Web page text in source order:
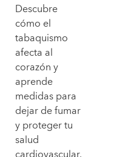
Descubre
cómo el
tabaquismo
afecta al
corazón y
aprende
medidas para
dejar de fumar
y proteger tu
salud